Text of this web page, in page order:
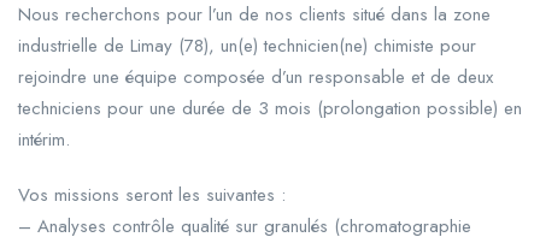
Nous recherchons pour l’un de nos clients situé dans la zone
industrielle de Limay (78), un(e) technicien(ne) chimiste pour
rejoindre une équipe composée d’un responsable et de deux
techniciens pour une durée de 3 mois (prolongation possible) en
intérim.
Vos missions seront les suivantes :
– Analyses contrôle qualité sur granulés (chromatographie